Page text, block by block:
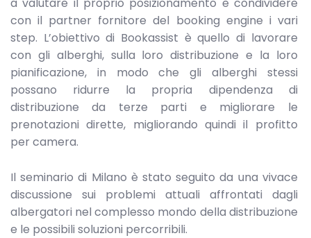
con il partner fornitore del booking engine i vari
step. L’obiettivo di Bookassist è quello di lavorare
con gli alberghi, sulla loro distribuzione e la loro
pianificazione, in modo che gli alberghi stessi
possano ridurre la propria dipendenza di
distribuzione da terze parti e migliorare le
prenotazioni dirette, migliorando quindi il profitto
per camera.
Il seminario di Milano è stato seguito da una vivace
discussione sui problemi attuali affrontati dagli
albergatori nel complesso mondo della distribuzione
e le possibili soluzioni percorribili.